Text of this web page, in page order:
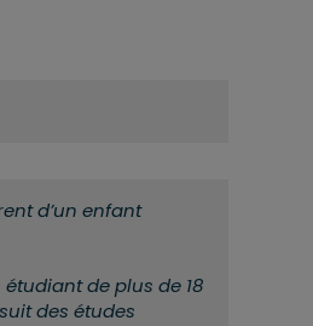
d’un enfant
étudiant de plus de 18
des études